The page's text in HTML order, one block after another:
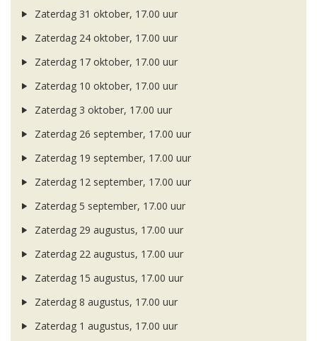
Zaterdag 31 oktober, 17.00 uur
Zaterdag 24 oktober, 17.00 uur
Zaterdag 17 oktober, 17.00 uur
Zaterdag 10 oktober, 17.00 uur
Zaterdag 3 oktober, 17.00 uur
Zaterdag 26 september, 17.00 uur
Zaterdag 19 september, 17.00 uur
Zaterdag 12 september, 17.00 uur
Zaterdag 5 september, 17.00 uur
Zaterdag 29 augustus, 17.00 uur
Zaterdag 22 augustus, 17.00 uur
Zaterdag 15 augustus, 17.00 uur
Zaterdag 8 augustus, 17.00 uur
Zaterdag 1 augustus, 17.00 uur